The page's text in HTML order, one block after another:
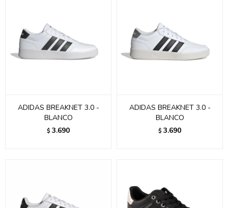
ADIDAS BREAKNET 3.0 -
BLANCO
$ 3.690
ADIDAS BREAKNET 3.0 -
BLANCO
$ 3.690